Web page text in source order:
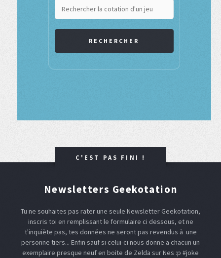
RECHERCHER
C'EST PAS FINI !
Newsletters Geekotation
Tu ne souhaites pas rater une seule Newsletter Geekotation,
inscris toi en remplissant le formulaire ci dessous, et ne
t'inquiète pas, tes données ne seront pas revendus à une
personne tiers... Enfin sauf si celui-ci nous donne a chacun un
exemplaire presque neuf en boite de Zelda sur Nes :p #joke